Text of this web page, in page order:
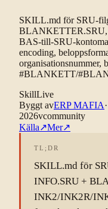
SKILL.md för SRU-
BAS-till-SRU-
encoding,
organisationsnummer,
#BLANKETT/
SkillLive
Byggt avERP MAFIA·
2026vcommunity
Källa↗Mer↗
TL;DR
SKILL.md för
INFO.SRU +
INK2/INK2R/